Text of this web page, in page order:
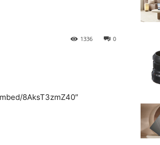
0
1336
8AksT3zmZ40″